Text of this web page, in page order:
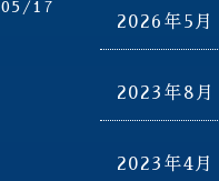
17
2026年5月
2023年8月
2023年4月